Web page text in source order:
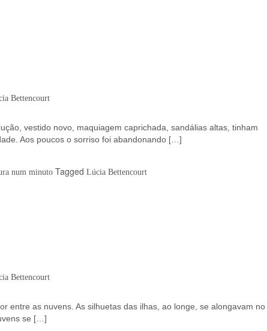
Bettencourt
vestido novo, maquiagem caprichada, sandálias altas, tinham
Aos poucos o sorriso foi abandonando […]
num minuto Tagged Lúcia Bettencourt
Bettencourt
entre as nuvens. As silhuetas das ilhas, ao longe, se alongavam no
se […]